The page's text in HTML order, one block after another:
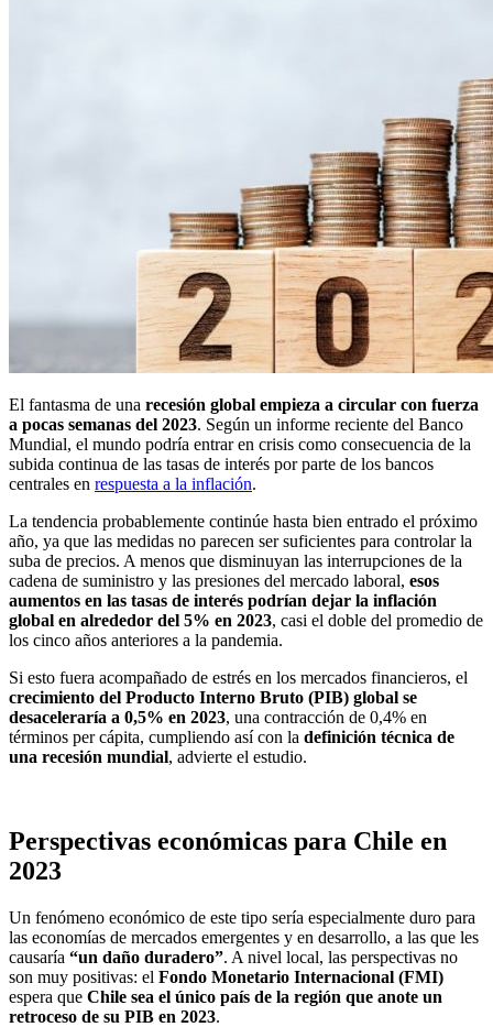
El fantasma de una recesión global empieza a circular con fuerza
a pocas semanas del 2023. Según un informe reciente del Banco
Mundial, el mundo podría entrar en crisis como consecuencia de la
subida continua de las tasas de interés por parte de los bancos
centrales en respuesta a la inflación.
La tendencia probablemente continúe hasta bien entrado el próximo
año, ya que las medidas no parecen ser suficientes para controlar la
suba de precios. A menos que disminuyan las interrupciones de la
cadena de suministro y las presiones del mercado laboral, esos
aumentos en las tasas de interés podrían dejar la inflación
global en alrededor del 5% en 2023, casi el doble del promedio de
los cinco años anteriores a la pandemia.
Si esto fuera acompañado de estrés en los mercados financieros, el
crecimiento del Producto Interno Bruto (PIB) global se
desaceleraría a 0,5% en 2023, una contracción de 0,4% en
términos per cápita, cumpliendo así con la definición técnica de
una recesión mundial, advierte el estudio.
Perspectivas económicas para Chile en
2023
Un fenómeno económico de este tipo sería especialmente duro para
las economías de mercados emergentes y en desarrollo, a las que les
causaría “un daño duradero”. A nivel local, las perspectivas no
son muy positivas: el Fondo Monetario Internacional (FMI)
espera que Chile sea el único país de la región que anote un
retroceso de su PIB en 2023.